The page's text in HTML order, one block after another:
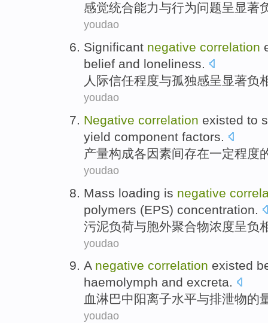
感觉统合能力与行为问题呈显著
youdao
Significant negative correlation
belief and loneliness.
人际信任程度与孤独感呈显著负
youdao
Negative correlation existed to
yield component factors.
产量构成各因素间存在一定程度
youdao
Mass loading is negative
polymers (EPS) concentration
污泥负荷与胞外聚合物浓度呈负
youdao
A negative correlation existed
haemolymph and excreta.
血淋巴中 阳离子水平与排泄物的
youdao